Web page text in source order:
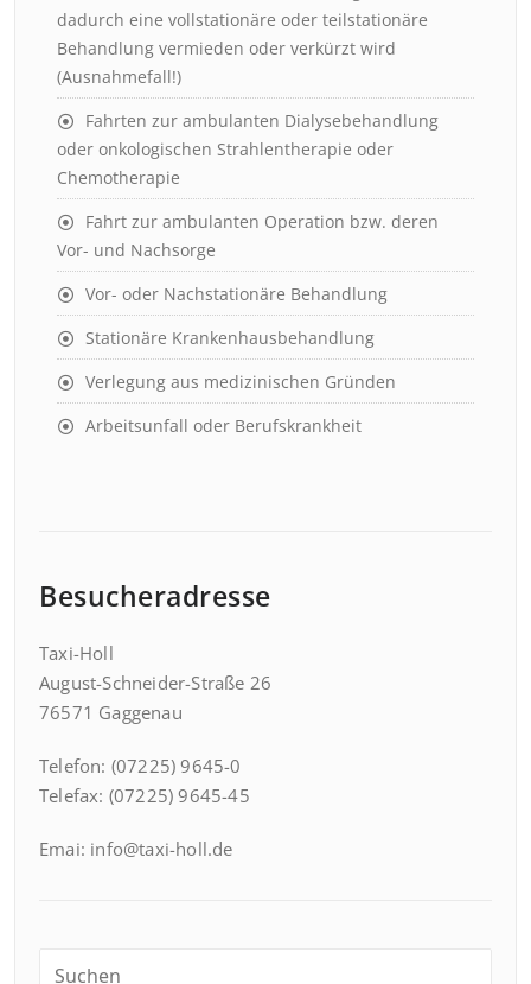
dadurch eine vollstationäre oder teilstationäre
Behandlung vermieden oder verkürzt wird
(Ausnahmefall!)
Fahrten zur ambulanten Dialysebehandlung
oder onkologischen Strahlentherapie oder
Chemotherapie
Fahrt zur ambulanten Operation bzw. deren
Vor- und Nachsorge
Vor- oder Nachstationäre Behandlung
Stationäre Krankenhausbehandlung
Verlegung aus medizinischen Gründen
Arbeitsunfall oder Berufskrankheit
Besucheradresse
Taxi-Holl
August-Schneider-Straße 26
76571 Gaggenau
Telefon: (07225) 9645-0
Telefax: (07225) 9645-45
Emai: info@taxi-holl.de